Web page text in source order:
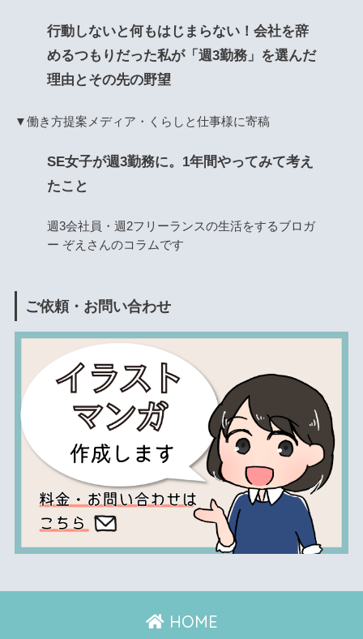
行動しないと何もはじまらない！会社を辞
めるつもりだった私が「週3勤務」を選んだ
理由とその先の野望
▼働き方提案メディア・くらしと仕事様に寄稿
SE女子が週3勤務に。1年間やってみて考え
たこと
週3会社員・週2フリーランスの生活をするブロガ
ー ぞえさんのコラムです
ご依頼・お問い合わせ
HOME